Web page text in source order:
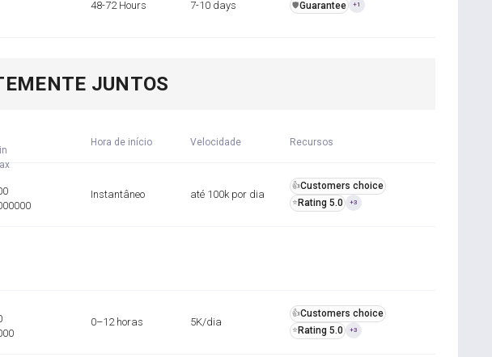
48-72 Hours 7-10 days ️🛡️Guarantee +1
JUNTOS
Max
Hora de início Velocidade Recursos
500
1000000
Instantâneo até 100k por dia
👍Customers choice
⭐ Rating 5.0 +3
10
5000
0–12 horas 5K/dia
👍Customers choice
⭐ Rating 5.0 +3